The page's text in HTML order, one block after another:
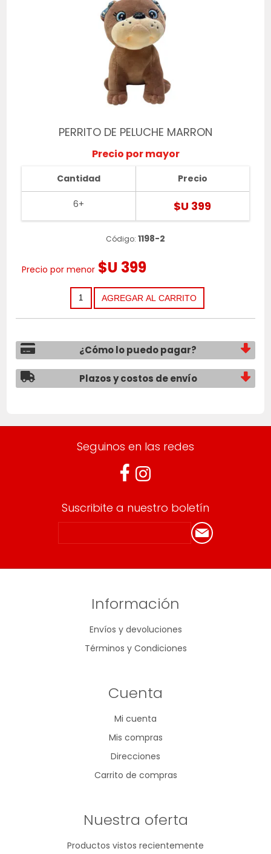
PERRITO DE PELUCHE MARRON
Precio por mayor
Cantidad
6+
Precio
$U 399
Código: 1198-2
Precio por menor $U 399
¿Cómo lo puedo pagar?
Plazos y costos de envío
Seguinos en las redes
Suscribite a nuestro boletín
Información
Envíos y devoluciones
Términos y Condiciones
Cuenta
Mi cuenta
Mis compras
Direcciones
Carrito de compras
Nuestra oferta
Productos vistos recientemente